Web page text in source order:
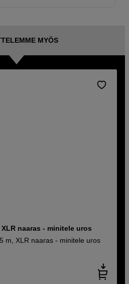
MYÖS
naaras - minitele uros
m, XLR naaras - minitele uros